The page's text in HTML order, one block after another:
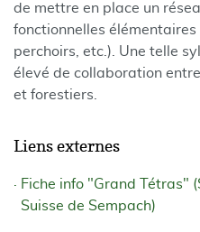
de mettre en place un
fonctionnelles élémentaires
perchoirs, etc.). Une telle
élevé de collaboration
et forestiers.
Liens externes
Fiche info "Grand Tétras"
Suisse de Sempach)